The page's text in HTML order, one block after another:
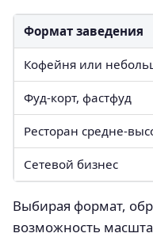
Формат заведения
Кофейня или
Фуд-корт, фастфуд
Ресторан средне-
Сетевой бизнес
Выбирая формат,
возможность